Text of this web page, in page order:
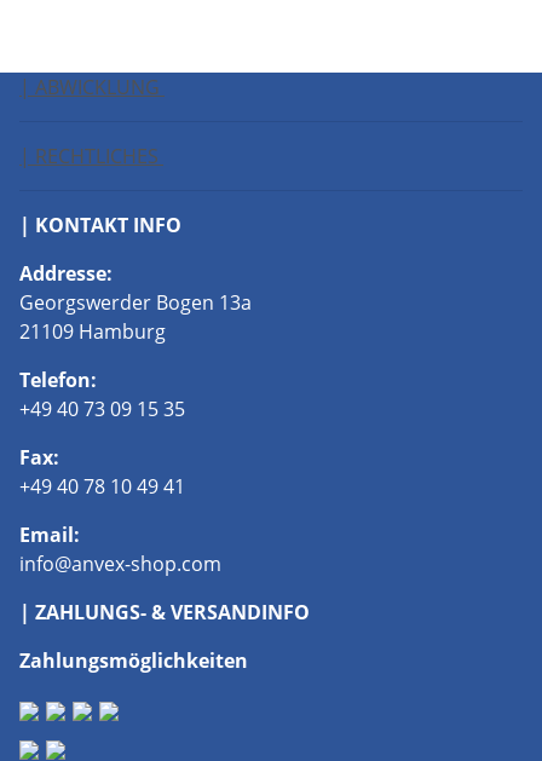
| ABWICKLUNG
| RECHTLICHES
| KONTAKT INFO
Addresse:
Georgswerder Bogen 13a
21109 Hamburg
Telefon:
+49 40 73 09 15 35
Fax:
+49 40 78 10 49 41
Email:
info@anvex-shop.com
| ZAHLUNGS- & VERSANDINFO
Zahlungsmöglichkeiten